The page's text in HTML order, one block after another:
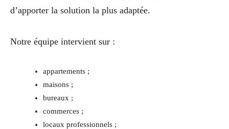
d’apporter la solution la plus adaptée.
Notre équipe intervient sur :
appartements ;
maisons ;
bureaux ;
commerces ;
locaux professionnels ;